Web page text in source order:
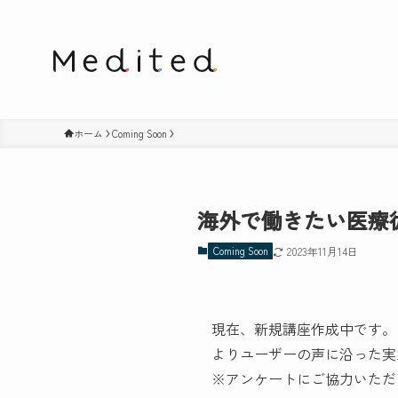
ホーム Coming Soon
海外で働きたい医
Coming Soon 2023年11月14日
現在、新規講座作成中です。
よりユーザーの声に沿った
※アンケートにご協力いた